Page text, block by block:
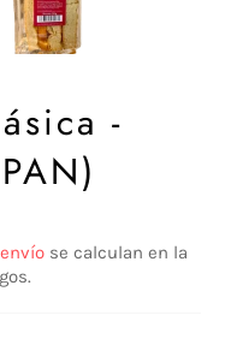
-
se calculan en la